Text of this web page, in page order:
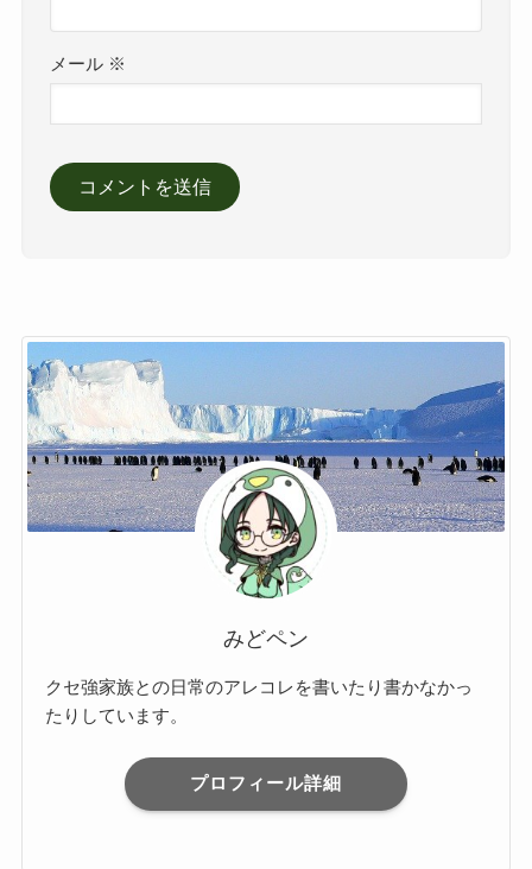
メール ※
みどペン
クセ強家族との日常のアレコレを書いたり書かなかっ
たりしています。
プロフィール詳細